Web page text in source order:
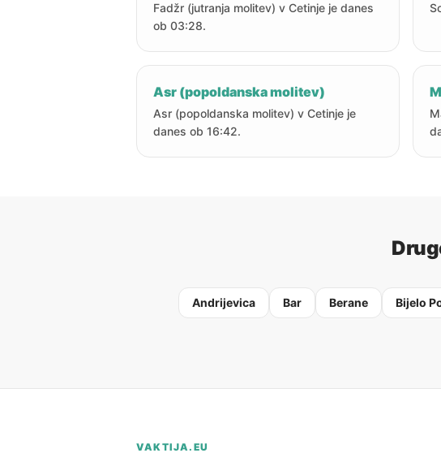
Fadžr (jutranja molitev) v Cetinje je danes
ob 03:28.
Asr (popoldanska molitev)
Asr (popoldanska molitev) v Cetinje je
danes ob 16:42.
Andrijevica Bar Berane Bijelo
VAKTIJA.EU